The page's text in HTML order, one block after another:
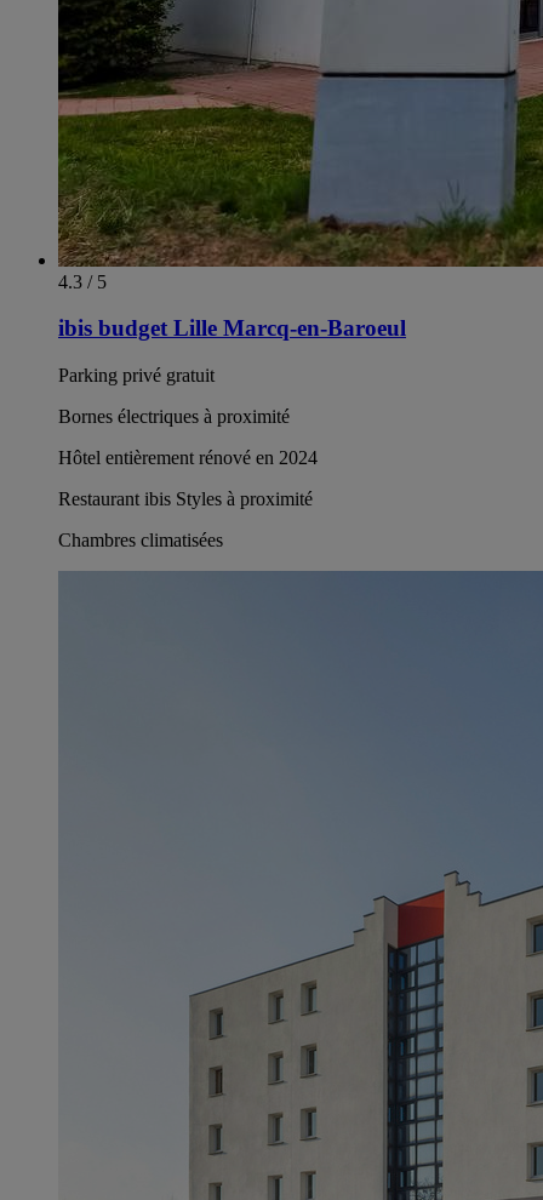
4.3 / 5
ibis budget Lille Marcq-en-Baroeul
Parking privé gratuit
Bornes électriques à proximité
Hôtel entièrement rénové en 2024
Restaurant ibis Styles à proximité
Chambres climatisées